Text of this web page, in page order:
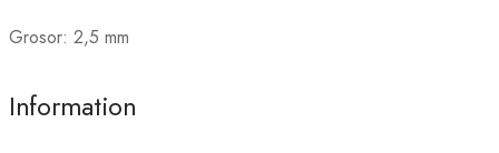
Grosor: 2,5 mm
Information